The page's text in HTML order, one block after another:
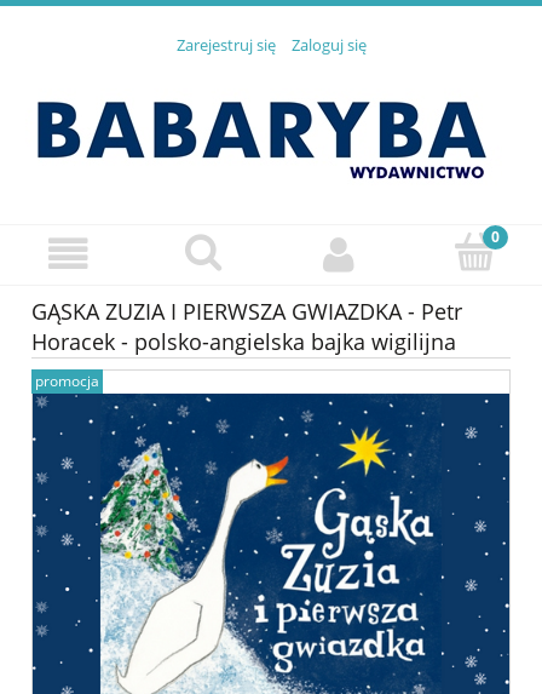
Zarejestruj się Zaloguj się
GĄSKA ZUZIA I PIERWSZA GWIAZDKA - Petr
Horacek - polsko-angielska bajka wigilijna
promocja